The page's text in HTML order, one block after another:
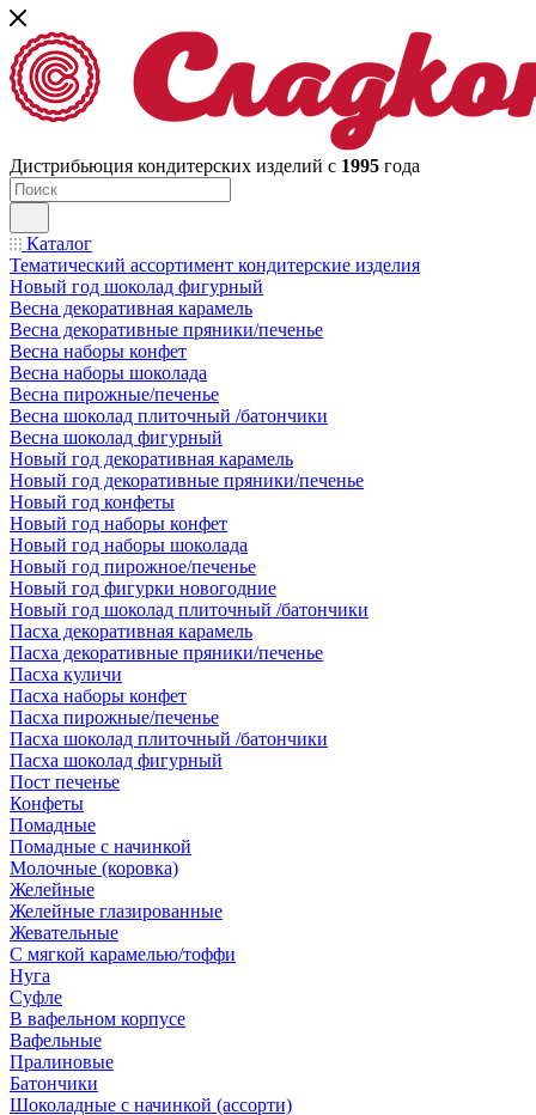
Дистрибьюция кондитерских изделий с 1995 года
Каталог
Тематический ассортимент кондитерские изделия
Новый год шоколад фигурный
Весна декоративная карамель
Весна декоративные пряники/печенье
Весна наборы конфет
Весна наборы шоколада
Весна пирожные/печенье
Весна шоколад плиточный /батончики
Весна шоколад фигурный
Новый год декоративная карамель
Новый год декоративные пряники/печенье
Новый год конфеты
Новый год наборы конфет
Новый год наборы шоколада
Новый год пирожное/печенье
Новый год фигурки новогодние
Новый год шоколад плиточный /батончики
Пасха декоративная карамель
Пасха декоративные пряники/печенье
Пасха куличи
Пасха наборы конфет
Пасха пирожные/печенье
Пасха шоколад плиточный /батончики
Пасха шоколад фигурный
Пост печенье
Конфеты
Помадные
Помадные с начинкой
Молочные (коровка)
Желейные
Желейные глазированные
Жевательные
С мягкой карамелью/тоффи
Нуга
Суфле
В вафельном корпусе
Вафельные
Пралиновые
Батончики
Шоколадные с начинкой (ассорти)